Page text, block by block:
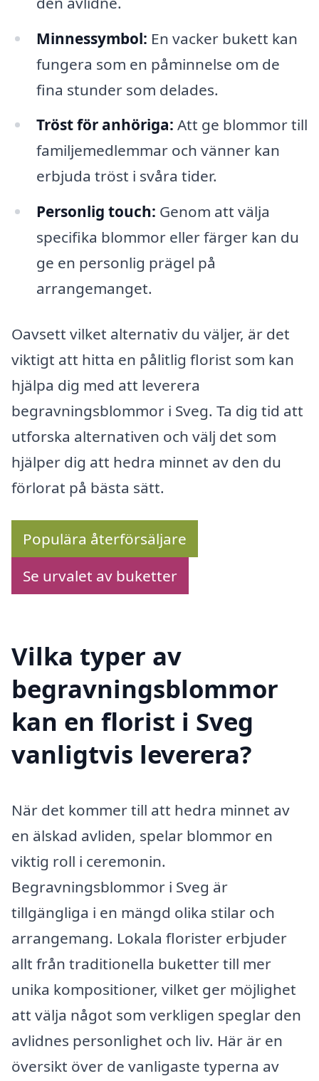
Minnessymbol: En vacker bukett kan
fungera som en påminnelse om de
fina stunder som delades.
Tröst för anhöriga: Att ge blommor till
familjemedlemmar och vänner kan
erbjuda tröst i svåra tider.
Personlig touch: Genom att välja
specifika blommor eller färger kan du
ge en personlig prägel på
arrangemanget.
Oavsett vilket alternativ du väljer, är det
viktigt att hitta en pålitlig florist som kan
hjälpa dig med att leverera
begravningsblommor i Sveg. Ta dig tid att
utforska alternativen och välj det som
hjälper dig att hedra minnet av den du
förlorat på bästa sätt.
Populära återförsäljare
Se urvalet av buketter
Vilka typer av
begravningsblommor
kan en florist i Sveg
vanligtvis leverera?
När det kommer till att hedra minnet av
en älskad avliden, spelar blommor en
viktig roll i ceremonin.
Begravningsblommor i Sveg är
tillgängliga i en mängd olika stilar och
arrangemang. Lokala florister erbjuder
allt från traditionella buketter till mer
unika kompositioner, vilket ger möjlighet
att välja något som verkligen speglar den
avlidnes personlighet och liv. Här är en
översikt över de vanligaste typerna av